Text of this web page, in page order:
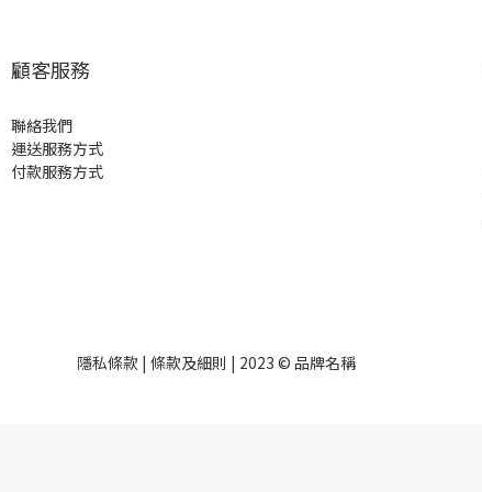
顧客服務
聯絡我們
運送服務方式
付款服務方式
隱私條款 | 條款及細則 | 2023 © 品牌名稱